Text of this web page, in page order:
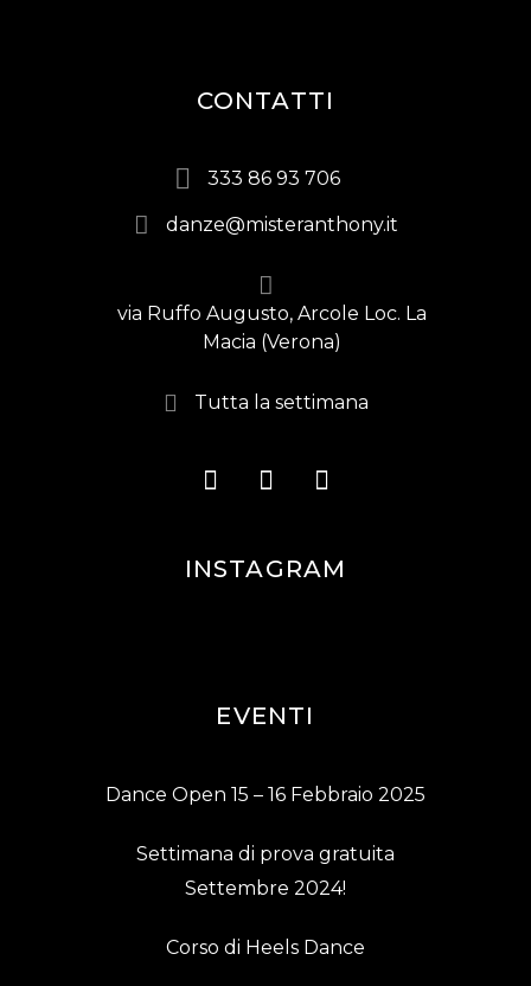
CONTATTI
333 86 93 706
danze@misteranthony.it
via Ruffo Augusto, Arcole Loc. La
Macia (Verona)
Tutta la settimana
INSTAGRAM
EVENTI
Dance Open 15 – 16 Febbraio 2025
Settimana di prova gratuita
Settembre 2024!
Corso di Heels Dance